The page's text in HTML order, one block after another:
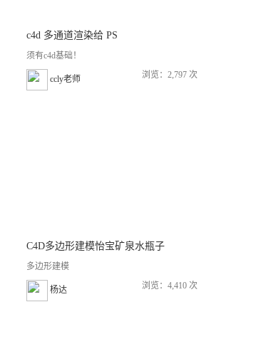
c4d 多通道渲染给 PS
须有c4d基础！
ccly老师 浏览：2,797 次
C4D多边形建模怡宝矿泉水瓶子
多边形建模
杨达 浏览：4,410 次